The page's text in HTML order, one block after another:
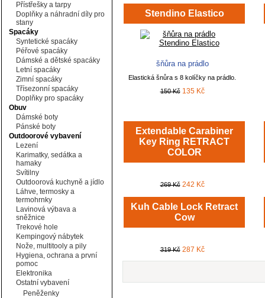
Přístřešky a tarpy
Doplňky a náhradní díly pro
stany
Spacáky
Syntetické spacáky
Péřové spacáky
Dámské a dětské spacáky
Letní spacáky
Zimní spacáky
Třísezonní spacáky
Doplňky pro spacáky
Obuv
Dámské boty
Pánské boty
Outdoorové vybavení
Lezení
Karimatky, sedátka a
hamaky
Svítilny
Outdoorová kuchyně a jídlo
Láhve, termosky a
termohrnky
Lavinová výbava a
sněžnice
Trekové hole
Kempingový nábytek
Nože, multitooly a pily
Hygiena, ochrana a první
pomoc
Elektronika
Ostatní vybavení
Peněženky
Stendino Elastico
šňůra na prádlo
Elastická šnůra s 8 kolíčky na prádlo.
150 Kč 135 Kč
Extendable Carabiner
Key Ring RETRACT
COLOR
269 Kč 242 Kč
Kuh Cable Lock Retract
Cow
319 Kč 287 Kč